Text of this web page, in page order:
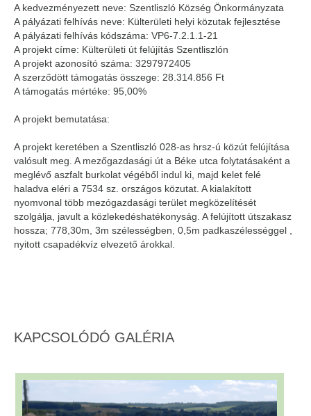
A kedvezményezett neve: Szentliszló Község Önkormányzata
A pályázati felhívás neve: Külterületi helyi közutak fejlesztése
A pályázati felhívás kódszáma: VP6-7.2.1.1-21
A projekt címe: Külterületi út felújítás Szentliszlón
A projekt azonosító száma: 3297972405
A szerződött támogatás összege: 28.314.856 Ft
A támogatás mértéke: 95,00%
A projekt bemutatása:
A projekt keretében a Szentliszló 028-as hrsz-ú közút felújítása
valósult meg. A mezőgazdasági út a Béke utca folytatásaként a
meglévő aszfalt burkolat végéből indul ki, majd kelet felé
haladva eléri a 7534 sz. országos közutat. A kialakított
nyomvonal több mezógazdasági terület megközelítését
szolgálja, javult a közlekedéshatékonyság. A felújított útszakasz
hossza; 778,30m, 3m szélességben, 0,5m padkaszélességgel ,
nyitott csapadékvíz elvezető árokkal.
KAPCSOLÓDÓ GALÉRIA